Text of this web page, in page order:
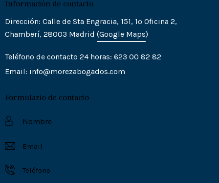
Información de contacto
Dirección: Calle de Sta Engracia, 151, 1º Oficina 2,
Chamberí, 28003 Madrid (Google Maps)
Teléfono de contacto 24 horas: 623 00 82 82
Email: info@morezabogados.com
Formulario de contacto